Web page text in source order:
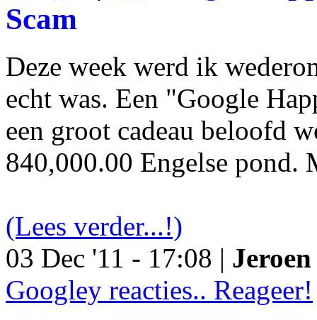
Scam
Deze week werd ik
echt was. Een "Google
een groot cadeau beloofd
840,000.00 Engelse pond.
(Lees verder...!)
03 Dec '11 - 17:08 |
Googley reacties.. Reageer!